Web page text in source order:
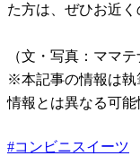
た方は、ぜひお近く
（文・写真：ママテ
※本記事の情報は執
情報とは異なる可
#コンビニスイーツ